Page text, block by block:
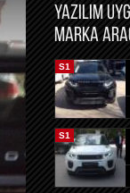
YAZILIM
MARKA
S1
S1